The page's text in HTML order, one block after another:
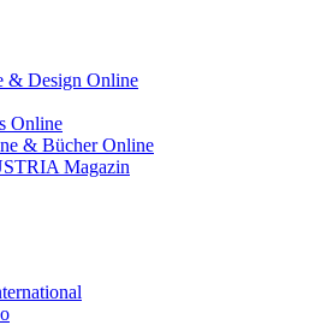
& Design Online
Online
& Bücher Online
Magazin